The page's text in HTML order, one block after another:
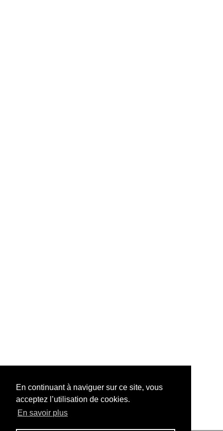
En continuant à naviguer sur ce site, vous
acceptez l’utilisation de cookies.
En savoir plus